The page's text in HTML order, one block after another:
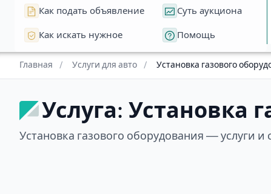
Как подать объявление Суть аукциона
Как искать нужное Помощь
Главная / Услуги для авто / Установка газового
Услуга: Установка
Установка газового оборудования — услуги и